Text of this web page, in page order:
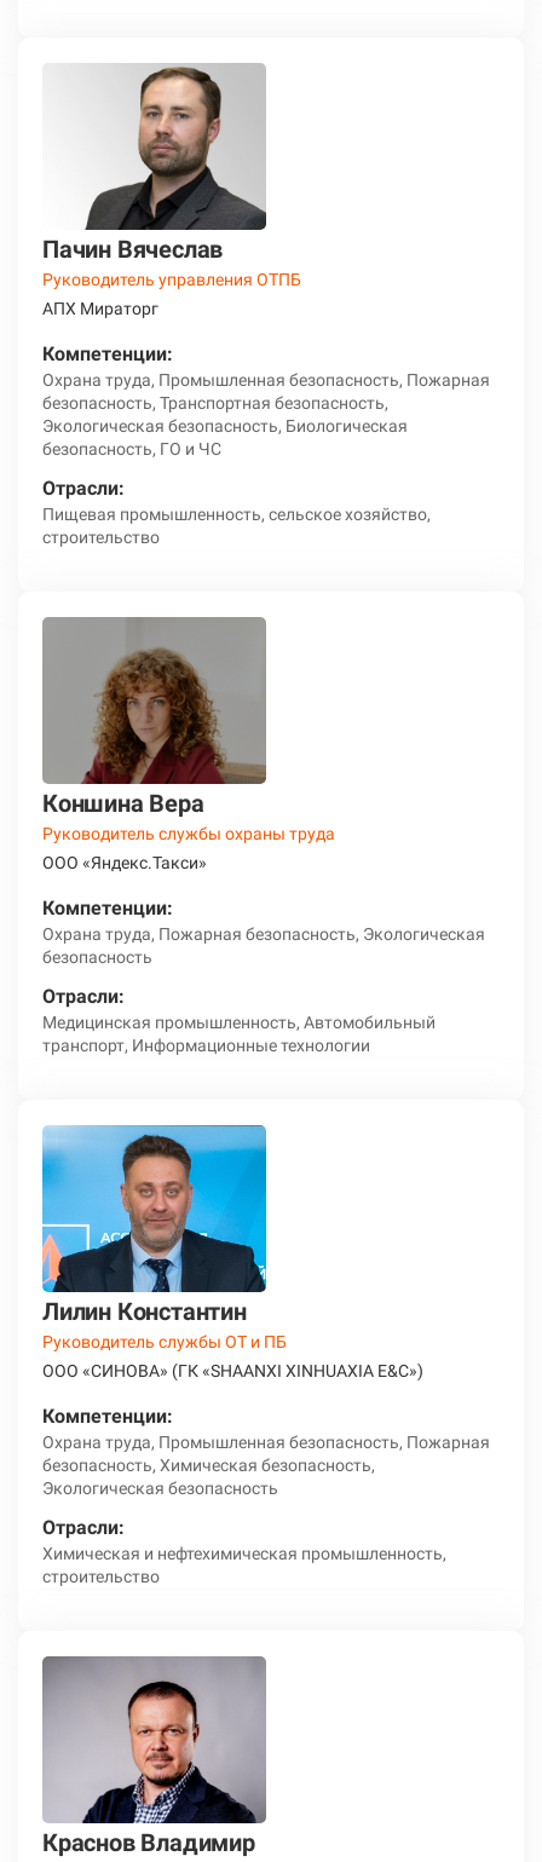
Пачин Вячеслав
Руководитель управления ОТПБ
АПХ Мираторг
Компетенции:
Охрана труда, Промышленная безопасность, Пожарная
безопасность, Транспортная безопасность,
Экологическая безопасность, Биологическая
безопасность, ГО и ЧС
Отрасли:
Пищевая промышленность, сельское хозяйство,
строительство
Коншина Вера
Руководитель службы охраны труда
ООО «Яндекс.Такси»
Компетенции:
Охрана труда, Пожарная безопасность, Экологическая
безопасность
Отрасли:
Медицинская промышленность, Автомобильный
транспорт, Информационные технологии
Лилин Константин
Руководитель службы ОТ и ПБ
ООО «СИНОВА» (ГК «SHAANXI XINHUAXIA E&C»)
Компетенции:
Охрана труда, Промышленная безопасность, Пожарная
безопасность, Химическая безопасность,
Экологическая безопасность
Отрасли:
Химическая и нефтехимическая промышленность,
строительство
Краснов Владимир